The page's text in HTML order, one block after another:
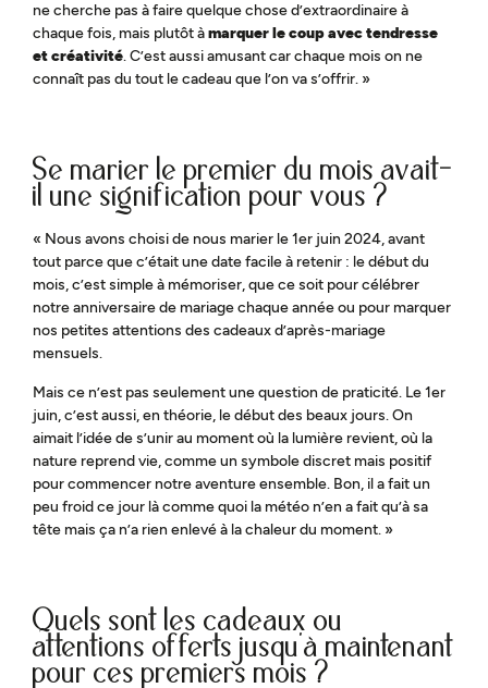
ne cherche pas à faire quelque chose d’extraordinaire à
chaque fois, mais plutôt àmarquer le coup avec tendresse
et créativité. C’est aussi amusant car chaque mois on ne
connaît pas du tout le cadeau que l’on va s’offrir. »
Se marier le premier du mois avait-
il une signification pour vous ?
« Nous avons choisi de nous marier le 1er juin 2024, avant
tout parce que c’était une date facile à retenir : le début du
mois, c’est simple à mémoriser, que ce soit pour célébrer
notre anniversaire de mariage chaque année ou pour marquer
nos petites attentions des cadeaux d’après-mariage
mensuels.
Mais ce n’est pas seulement une question de praticité. Le 1er
juin, c’est aussi, en théorie, le début des beaux jours. On
aimait l’idée de s’unir au moment où la lumière revient, où la
nature reprend vie, comme un symbole discret mais positif
pour commencer notre aventure ensemble. Bon, il a fait un
peu froid ce jour là comme quoi la météo n’en a fait qu’à sa
tête mais ça n’a rien enlevé à la chaleur du moment. »
Quels sont les cadeaux ou
attentions offerts jusqu’à maintenant
pour ces premiers mois ?